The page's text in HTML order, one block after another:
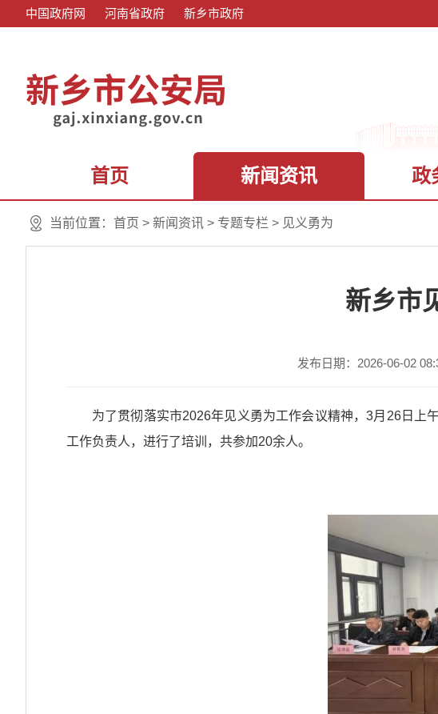
中国政府网 河南省政府 新乡市政府
首页 新闻资讯 政
当前位置： 首页 > 新闻资讯 > 专题专栏 > 见义勇为
新乡市
发布日期：2026-06-02
为了贯彻落实市2026年见义勇为工作会议精神，3月26日上
工作负责人，进行了培训，共参加20余人。